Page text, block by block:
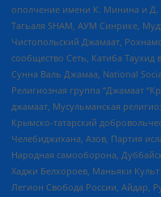
ополчение имени К. Минина и Д.
Тагьаля SHAM, АУМ Синрике,
Чистопольский Джамаат,
сообщество Сеть, Катиба
Сунна Валь Джамаа, National
Религиозная группа “Джамаат
джамаат, Мусульманская
Крымско-татарский
Челебиджихана, Азов, Партия
Народная самооборона,
Хаджи Белхороев, Маньяки
Легион Свобода России, Айдар,